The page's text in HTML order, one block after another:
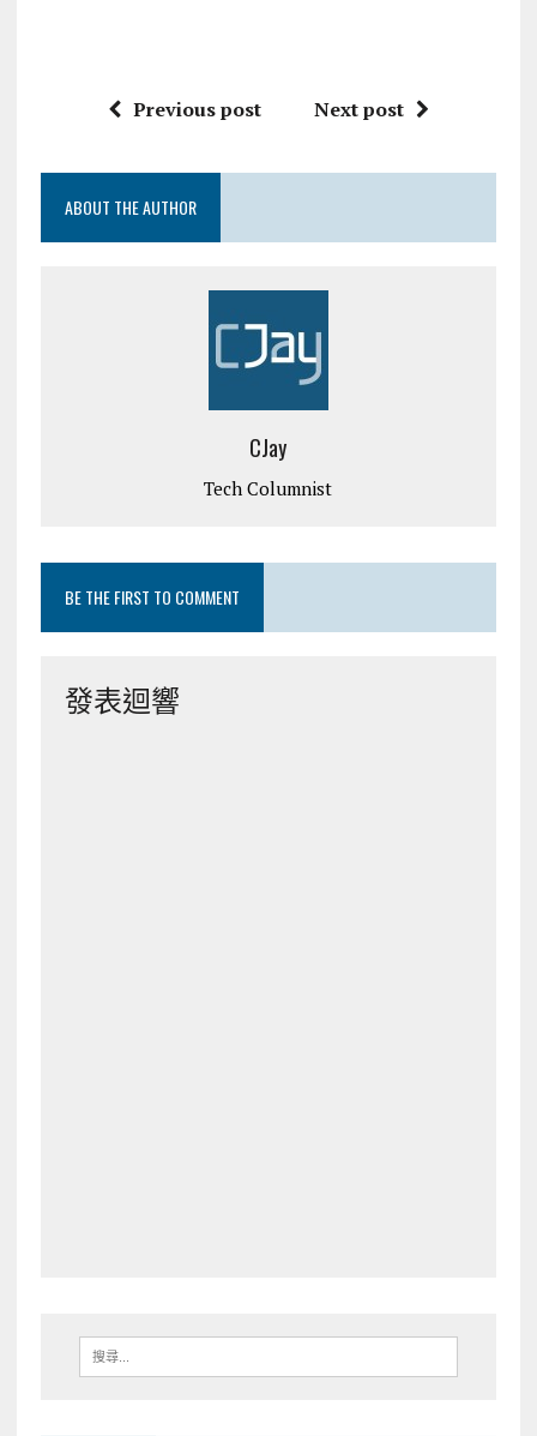
Previous post Next post
ABOUT THE AUTHOR
CJay
Tech Columnist
BE THE FIRST TO COMMENT
發表迴響